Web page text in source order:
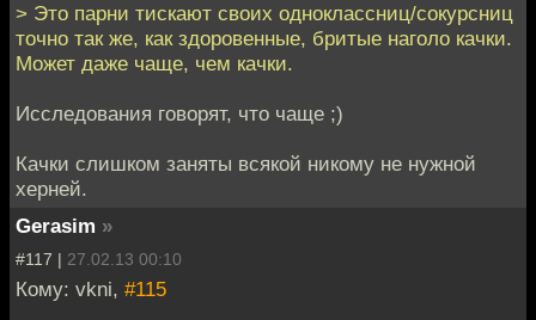
> Это парни тискают своих одноклассниц/сокурсниц
точно так же, как здоровенные, бритые наголо качки.
Может даже чаще, чем качки.
Исследования говорят, что чаще ;)
Качки слишком заняты всякой никому не нужной
херней.
Gerasim »
#117 | 27.02.13 00:10
Кому: vkni, #115